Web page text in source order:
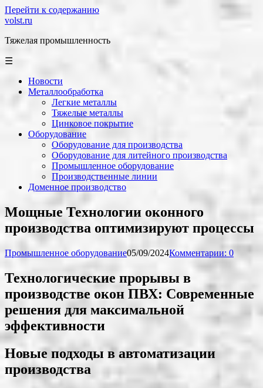
Перейти к содержанию
volst.ru
Тяжелая промышленность
☰
Новости
Металлообработка
Легкие металлы
Тяжелые металлы
Цинковое покрытие
Оборудование
Оборудование для производства
Оборудование для литейного производства
Промышленное оборудование
Производственные линии
Доменное производство
Мощные Технологии оконного
производства оптимизируют процессы
Промышленное оборудование05/09/2024Комментарии: 0
Технологические прорывы в
производстве окон ПВХ: Современные
решения для максимальной
эффективности
Новые подходы в автоматизации
производства